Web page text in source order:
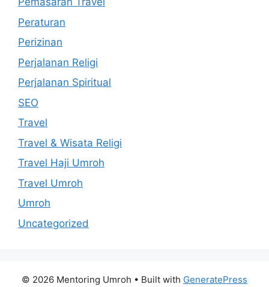
Peraturan
Perizinan
Perjalanan Religi
Perjalanan Spiritual
SEO
Travel
Travel & Wisata Religi
Travel Haji Umroh
Travel Umroh
Umroh
Uncategorized
© 2026 Mentoring Umroh • Built with GeneratePress